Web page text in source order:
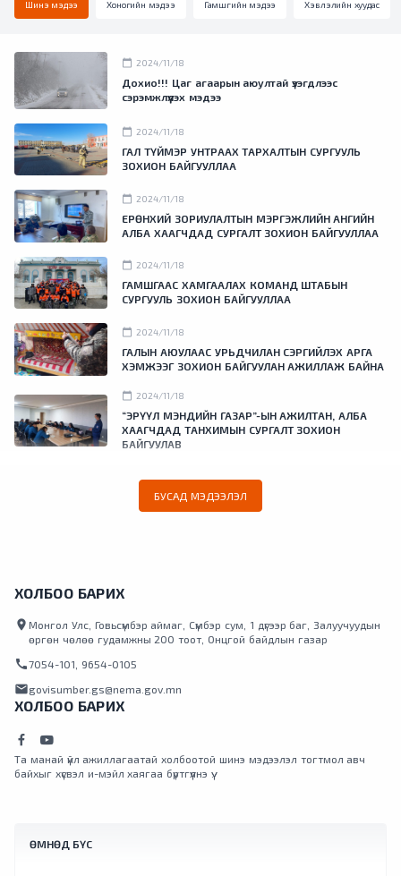
Шинэ мэдээ Хоногийн мэдээ Гамшгийн мэдээ Хэвлэлийн хуудас
calendar_today 2024/11/18
Дохио!!! Цаг агаарын аюултай үзэгдлээс
сэрэмжлүүлэх мэдээ
calendar_today 2024/11/18
ГАЛ ТҮЙМЭР УНТРААХ ТАРХАЛТЫН СУРГУУЛЬ
ЗОХИОН БАЙГУУЛЛАА
calendar_today 2024/11/18
ЕРӨНХИЙ ЗОРИУЛАЛТЫН МЭРГЭЖЛИЙН АНГИЙН
АЛБА ХААГЧДАД СУРГАЛТ ЗОХИОН БАЙГУУЛЛАА
calendar_today 2024/11/18
ГАМШГААС ХАМГААЛАХ КОМАНД ШТАБЫН
СУРГУУЛЬ ЗОХИОН БАЙГУУЛЛАА
calendar_today 2024/11/18
ГАЛЫН АЮУЛААС УРЬДЧИЛАН СЭРГИЙЛЭХ АРГА
ХЭМЖЭЭГ ЗОХИОН БАЙГУУЛАН АЖИЛЛАЖ БАЙНА
calendar_today 2024/11/18
“ЭРҮҮЛ МЭНДИЙН ГАЗАР”-ЫН АЖИЛТАН, АЛБА
ХААГЧДАД ТАНХИМЫН СУРГАЛТ ЗОХИОН
БАЙГУУЛАВ
БУСАД МЭДЭЭЛЭЛ
ХОЛБОО БАРИХ
location_on Монгол Улс, Говьсүмбэр аймаг, Сүмбэр сум, 1 дүгээр баг, Залуучуудын
өргөн чөлөө гудамжны 200 тоот, Онцгой байдлын газар
call7054-101, 9654-0105
mailgovisumber.gs@nema.gov.mn
ХОЛБОО БАРИХ
Та манай үйл ажиллагаатай холбоотой шинэ мэдээлэл тогтмол авч
байхыг хүсвэл и-мэйл хаягаа бүртгүүлнэ үү.
ӨМНӨД БҮС